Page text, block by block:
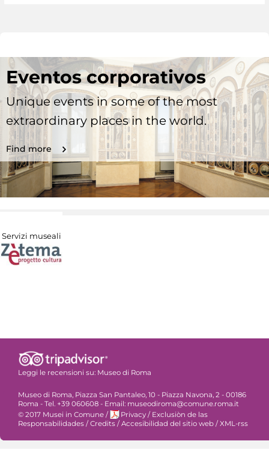
Eventos corporativos
Unique events in some of the most
extraordinary places in the world.
Find more
Servizi museali
Leggi le recensioni su: Museo di Roma
Museo di Roma, Piazza San Pantaleo, 10 - Piazza Navona, 2 - 00186
Roma - Tel. +39 060608 - Email: museodiroma@comune.roma.it
© 2017 Musei in Comune / Privacy / Exclusiòn de las
Responsabilidades / Credits / Accesibilidad del sitio web / XML-rss